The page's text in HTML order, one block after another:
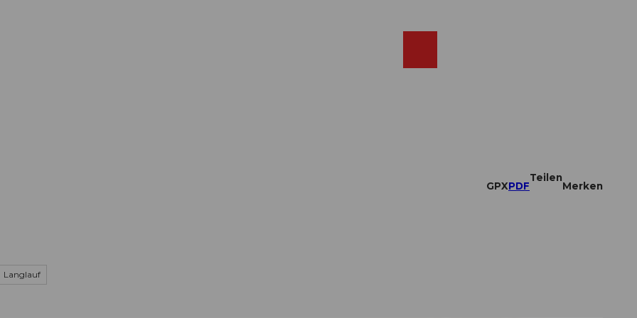
GPXPDF
Teilen
Merken
Langlauf